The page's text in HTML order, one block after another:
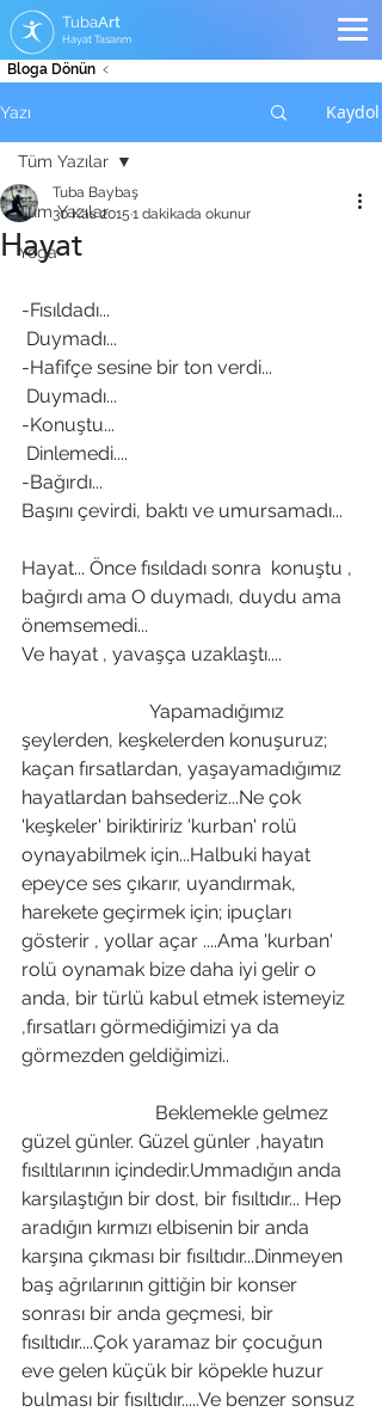
TubaArt
Hayat Tasarım
Bloga Dönün ﹤
Yazı Kaydol
Tüm Yazılar
Yoga
Tüm Yazılar
Hayat
Tuba Baybaş
30 Kas 2015 1 dakikada okunur
-Fısıldadı...
Duymadı...
-Hafifçe sesine bir ton verdi...
Duymadı...
-Konuştu...
Dinlemedi....
-Bağırdı...
Başını çevirdi, baktı ve umursamadı...
Hayat... Önce fısıldadı sonra  konuştu ,
bağırdı ama O duymadı, duydu ama
önemsemedi...
Ve hayat , yavaşça uzaklaştı....
Yapamadığımız
şeylerden, keşkelerden konuşuruz;
kaçan fırsatlardan, yaşayamadığımız
hayatlardan bahsederiz...Ne çok
'keşkeler' biriktiririz 'kurban' rolü
oynayabilmek için...Halbuki hayat
epeyce ses çıkarır, uyandırmak,
harekete geçirmek için; ipuçları
gösterir , yollar açar ....Ama 'kurban'
rolü oynamak bize daha iyi gelir o
anda, bir türlü kabul etmek istemeyiz
,fırsatları görmediğimizi ya da
görmezden geldiğimizi..
Beklemekle gelmez
güzel günler. Güzel günler ,hayatın
fısıltılarının içindedir.Ummadığın anda
karşılaştığın bir dost, bir fısıltıdır... Hep
aradığın kırmızı elbisenin bir anda
karşına çıkması bir fısıltıdır...Dinmeyen
baş ağrılarının gittiğin bir konser
sonrası bir anda geçmesi, bir
fısıltıdır....Çok yaramaz bir çocuğun
eve gelen küçük bir köpekle huzur
bulması bir fısıltıdır.....Ve benzer sonsuz